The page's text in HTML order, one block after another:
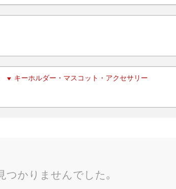
キーホルダー・マスコット・アクセサリー